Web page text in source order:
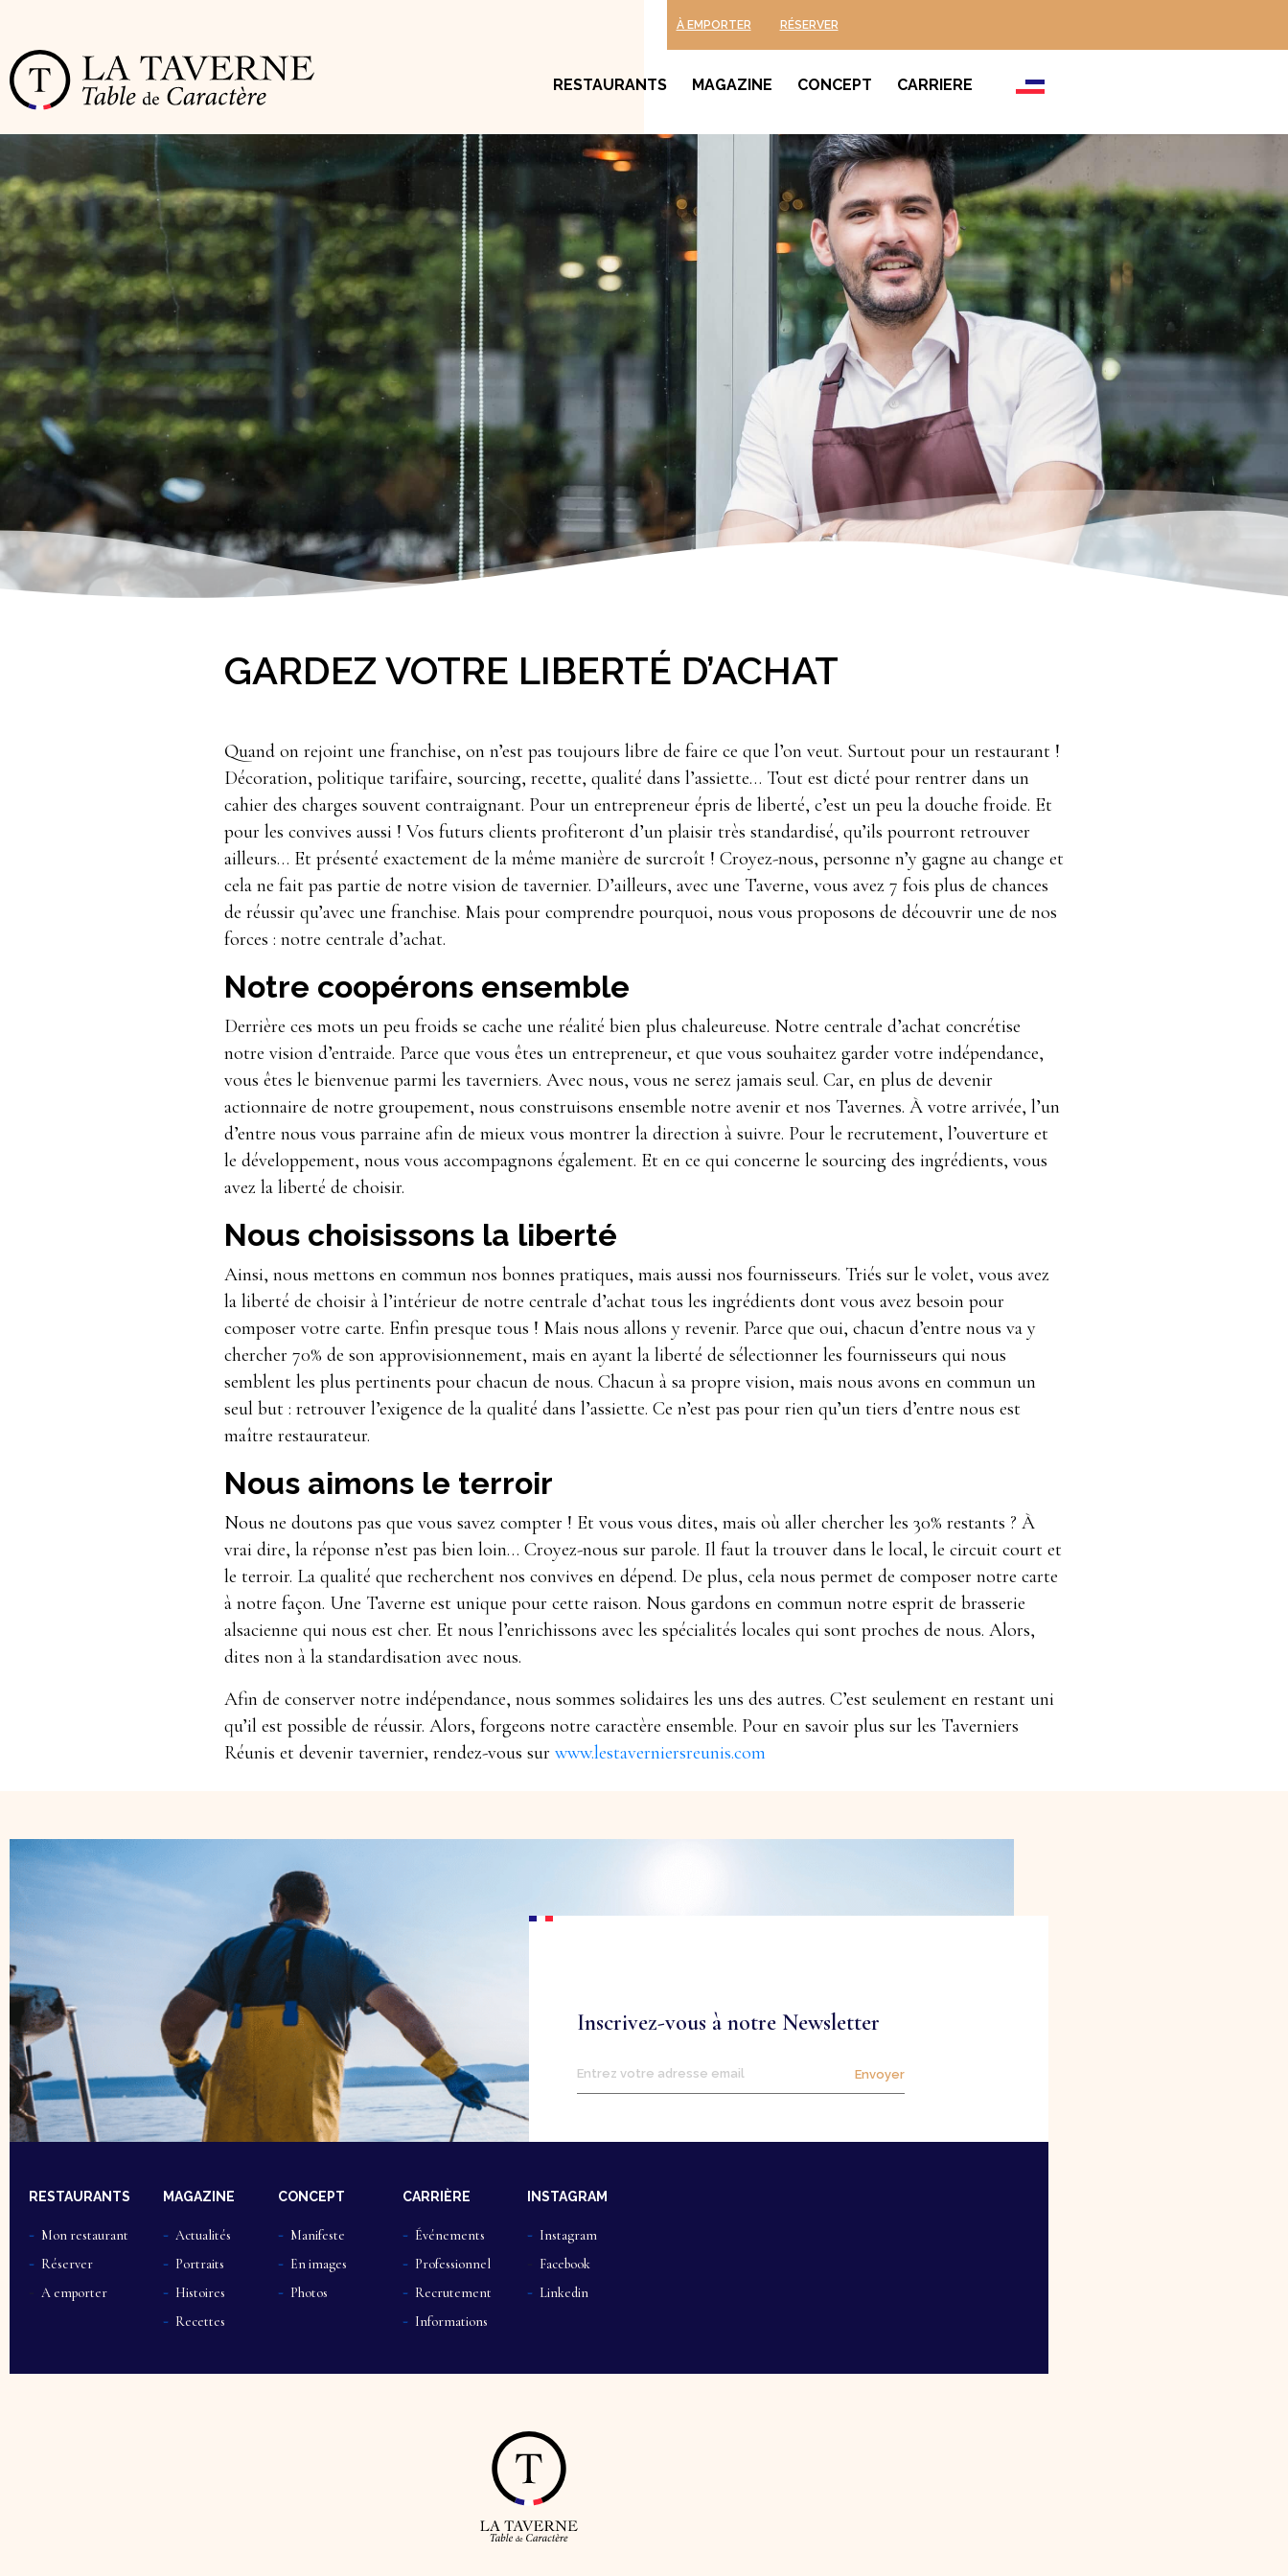
À EMPORTER RÉSERVER
RESTAURANTS MAGAZINE CONCEPT CARRIERE
GARDEZ VOTRE LIBERTÉ D’ACHAT
Quand on rejoint une franchise, on n’est pas toujours libre de faire ce que l’on veut. Surtout pour un restaurant !
Décoration, politique tarifaire, sourcing, recette, qualité dans l’assiette… Tout est dicté pour rentrer dans un
cahier des charges souvent contraignant. Pour un entrepreneur épris de liberté, c’est un peu la douche froide. Et
pour les convives aussi ! Vos futurs clients profiteront d’un plaisir très standardisé, qu’ils pourront retrouver
ailleurs… Et présenté exactement de la même manière de surcroît ! Croyez-nous, personne n’y gagne au change et
cela ne fait pas partie de notre vision de tavernier. D’ailleurs, avec une Taverne, vous avez 7 fois plus de chances
de réussir qu’avec une franchise. Mais pour comprendre pourquoi, nous vous proposons de découvrir une de nos
forces : notre centrale d’achat.
Notre coopérons ensemble
Derrière ces mots un peu froids se cache une réalité bien plus chaleureuse. Notre centrale d’achat concrétise
notre vision d’entraide. Parce que vous êtes un entrepreneur, et que vous souhaitez garder votre indépendance,
vous êtes le bienvenue parmi les taverniers. Avec nous, vous ne serez jamais seul. Car, en plus de devenir
actionnaire de notre groupement, nous construisons ensemble notre avenir et nos Tavernes. À votre arrivée, l’un
d’entre nous vous parraine afin de mieux vous montrer la direction à suivre. Pour le recrutement, l’ouverture et
le développement, nous vous accompagnons également. Et en ce qui concerne le sourcing des ingrédients, vous
avez la liberté de choisir.
Nous choisissons la liberté
Ainsi, nous mettons en commun nos bonnes pratiques, mais aussi nos fournisseurs. Triés sur le volet, vous avez
la liberté de choisir à l’intérieur de notre centrale d’achat tous les ingrédients dont vous avez besoin pour
composer votre carte. Enfin presque tous ! Mais nous allons y revenir. Parce que oui, chacun d’entre nous va y
chercher 70% de son approvisionnement, mais en ayant la liberté de sélectionner les fournisseurs qui nous
semblent les plus pertinents pour chacun de nous. Chacun à sa propre vision, mais nous avons en commun un
seul but : retrouver l’exigence de la qualité dans l’assiette. Ce n’est pas pour rien qu’un tiers d’entre nous est
maître restaurateur.
Nous aimons le terroir
Nous ne doutons pas que vous savez compter ! Et vous vous dites, mais où aller chercher les 30% restants ? À
vrai dire, la réponse n’est pas bien loin… Croyez-nous sur parole. Il faut la trouver dans le local, le circuit court et
le terroir. La qualité que recherchent nos convives en dépend. De plus, cela nous permet de composer notre carte
à notre façon. Une Taverne est unique pour cette raison. Nous gardons en commun notre esprit de brasserie
alsacienne qui nous est cher. Et nous l’enrichissons avec les spécialités locales qui sont proches de nous. Alors,
dites non à la standardisation avec nous.
Afin de conserver notre indépendance, nous sommes solidaires les uns des autres. C’est seulement en restant uni
qu’il est possible de réussir. Alors, forgeons notre caractère ensemble. Pour en savoir plus sur les Taverniers
Réunis et devenir tavernier, rendez-vous sur www.lestaverniersreunis.com
Inscrivez-vous à notre Newsletter
Envoyer
RESTAURANTS
Mon restaurant
Réserver
A emporter
MAGAZINE
Actualités
Portraits
Histoires
Recettes
CONCEPT
Manifeste
En images
Photos
CARRIÈRE
Événements
Professionnel
Recrutement
Informations
INSTAGRAM
Instagram
Facebook
Linkedin